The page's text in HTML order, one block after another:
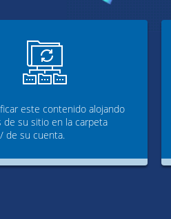
este contenido alojando
de su sitio en la carpeta
de su cuenta.